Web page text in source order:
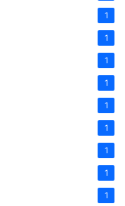
1
1
1
1
1
1
1
1
1